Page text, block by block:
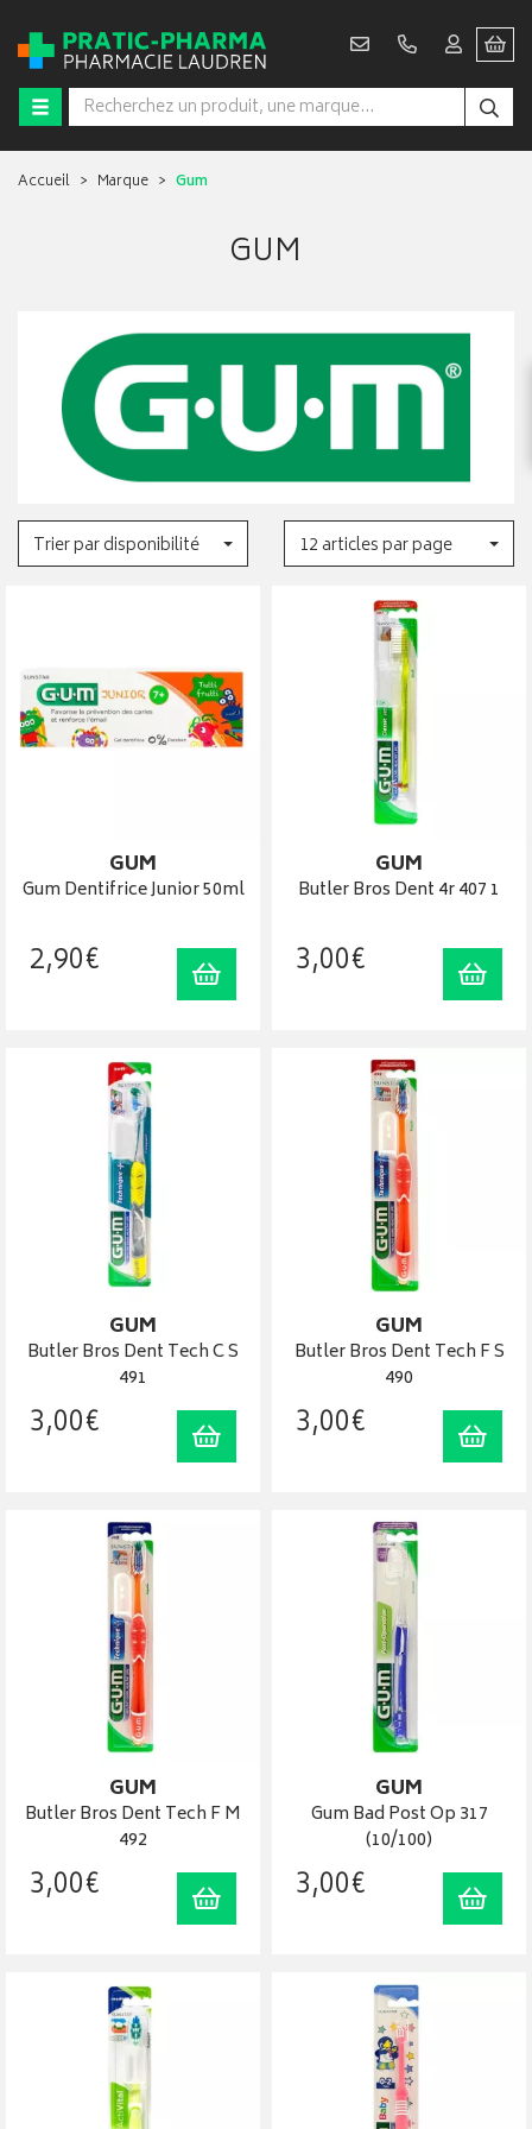
Accueil Marque Gum
GUM
Trier par disponibilité 12 articles par page
GUM
Gum Dentifrice Junior 50ml
2,90€ Ajouter au panier
GUM
Butler Bros Dent 4r 407 1
3,00€
GUM
Butler Bros Dent Tech C S
491
3,00€ Ajouter au panier
GUM
Butler Bros Dent Tech F S
490
3,00€
GUM
Butler Bros Dent Tech F M
492
3,00€ Ajouter au panier
GUM
Gum Bad Post Op 317
(10/100)
3,00€